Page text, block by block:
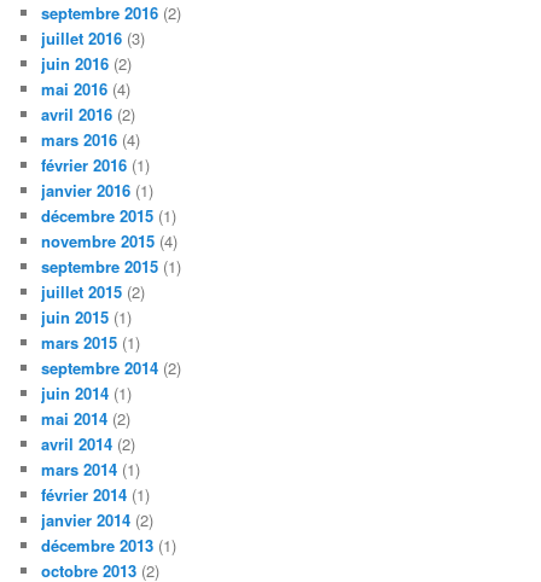
septembre 2016 (2)
juillet 2016 (3)
juin 2016 (2)
mai 2016 (4)
avril 2016 (2)
mars 2016 (4)
février 2016 (1)
janvier 2016 (1)
décembre 2015 (1)
novembre 2015 (4)
septembre 2015 (1)
juillet 2015 (2)
juin 2015 (1)
mars 2015 (1)
septembre 2014 (2)
juin 2014 (1)
mai 2014 (2)
avril 2014 (2)
mars 2014 (1)
février 2014 (1)
janvier 2014 (2)
décembre 2013 (1)
octobre 2013 (2)